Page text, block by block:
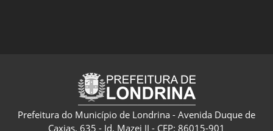
Prefeitura do Município de Londrina - Avenida Duque de
Caxias, 635 - Jd. Mazei II - CEP: 86015-901